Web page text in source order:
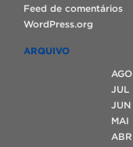
Feed de comentários
WordPress.org
ARQUIVO
AGO
JUL
JUN
MAI
ABR